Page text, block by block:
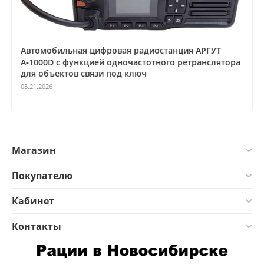
Автомобильная цифровая радиостанция АРГУТ
А‑1000D с функцией одночастотного ретранслятора
для объектов связи под ключ
05.21.2026
Магазин
Покупателю
Кабинет
Контакты